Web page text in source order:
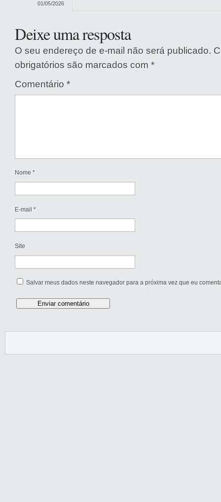
01/05/2026
Deixe uma resposta
O seu endereço de e-mail não será publicado.
obrigatórios são marcados com *
Comentário *
Nome *
E-mail *
Site
Salvar meus dados neste navegador para a próxima vez que eu